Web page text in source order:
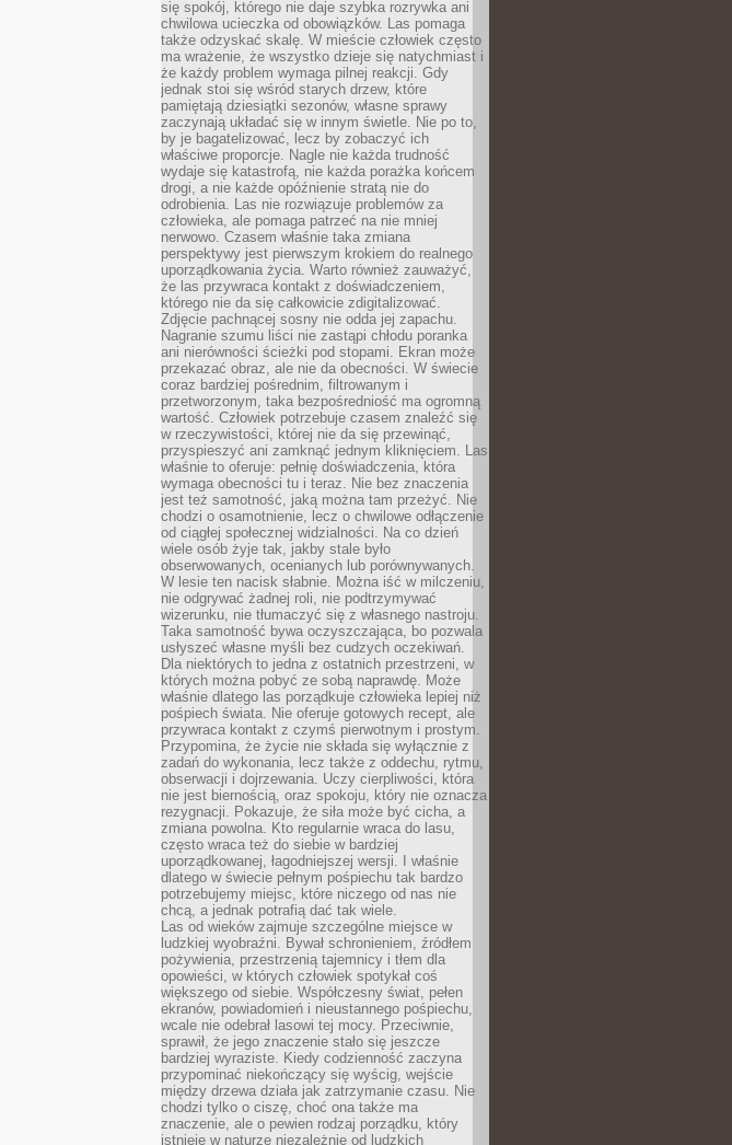
się spokój, którego nie daje szybka rozrywka ani
chwilowa ucieczka od obowiązków. Las pomaga
także odzyskać skalę. W mieście człowiek często
ma wrażenie, że wszystko dzieje się natychmiast i
że każdy problem wymaga pilnej reakcji. Gdy
jednak stoi się wśród starych drzew, które
pamiętają dziesiątki sezonów, własne sprawy
zaczynają układać się w innym świetle. Nie po to,
by je bagatelizować, lecz by zobaczyć ich
właściwe proporcje. Nagle nie każda trudność
wydaje się katastrofą, nie każda porażka końcem
drogi, a nie każde opóźnienie stratą nie do
odrobienia. Las nie rozwiązuje problemów za
człowieka, ale pomaga patrzeć na nie mniej
nerwowo. Czasem właśnie taka zmiana
perspektywy jest pierwszym krokiem do realnego
uporządkowania życia. Warto również zauważyć,
że las przywraca kontakt z doświadczeniem,
którego nie da się całkowicie zdigitalizować.
Zdjęcie pachnącej sosny nie odda jej zapachu.
Nagranie szumu liści nie zastąpi chłodu poranka
ani nierówności ścieżki pod stopami. Ekran może
przekazać obraz, ale nie da obecności. W świecie
coraz bardziej pośrednim, filtrowanym i
przetworzonym, taka bezpośredniość ma ogromną
wartość. Człowiek potrzebuje czasem znaleźć się
w rzeczywistości, której nie da się przewinąć,
przyspieszyć ani zamknąć jednym kliknięciem. Las
właśnie to oferuje: pełnię doświadczenia, która
wymaga obecności tu i teraz. Nie bez znaczenia
jest też samotność, jaką można tam przeżyć. Nie
chodzi o osamotnienie, lecz o chwilowe odłączenie
od ciągłej społecznej widzialności. Na co dzień
wiele osób żyje tak, jakby stale było
obserwowanych, ocenianych lub porównywanych.
W lesie ten nacisk słabnie. Można iść w milczeniu,
nie odgrywać żadnej roli, nie podtrzymywać
wizerunku, nie tłumaczyć się z własnego nastroju.
Taka samotność bywa oczyszczająca, bo pozwala
usłyszeć własne myśli bez cudzych oczekiwań.
Dla niektórych to jedna z ostatnich przestrzeni, w
których można pobyć ze sobą naprawdę. Może
właśnie dlatego las porządkuje człowieka lepiej niż
pośpiech świata. Nie oferuje gotowych recept, ale
przywraca kontakt z czymś pierwotnym i prostym.
Przypomina, że życie nie składa się wyłącznie z
zadań do wykonania, lecz także z oddechu, rytmu,
obserwacji i dojrzewania. Uczy cierpliwości, która
nie jest biernością, oraz spokoju, który nie oznacza
rezygnacji. Pokazuje, że siła może być cicha, a
zmiana powolna. Kto regularnie wraca do lasu,
często wraca też do siebie w bardziej
uporządkowanej, łagodniejszej wersji. I właśnie
dlatego w świecie pełnym pośpiechu tak bardzo
potrzebujemy miejsc, które niczego od nas nie
chcą, a jednak potrafią dać tak wiele.
Las od wieków zajmuje szczególne miejsce w
ludzkiej wyobraźni. Bywał schronieniem, źródłem
pożywienia, przestrzenią tajemnicy i tłem dla
opowieści, w których człowiek spotykał coś
większego od siebie. Współczesny świat, pełen
ekranów, powiadomień i nieustannego pośpiechu,
wcale nie odebrał lasowi tej mocy. Przeciwnie,
sprawił, że jego znaczenie stało się jeszcze
bardziej wyraziste. Kiedy codzienność zaczyna
przypominać niekończący się wyścig, wejście
między drzewa działa jak zatrzymanie czasu. Nie
chodzi tylko o ciszę, choć ona także ma
znaczenie, ale o pewien rodzaj porządku, który
istnieje w naturze niezależnie od ludzkich